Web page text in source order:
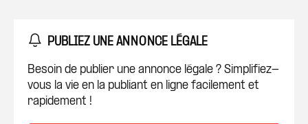
PUBLIEZ UNE ANNONCE LÉGALE
Besoin de publier une annonce légale ? Simplifiez-
vous la vie en la publiant en ligne facilement et
rapidement !